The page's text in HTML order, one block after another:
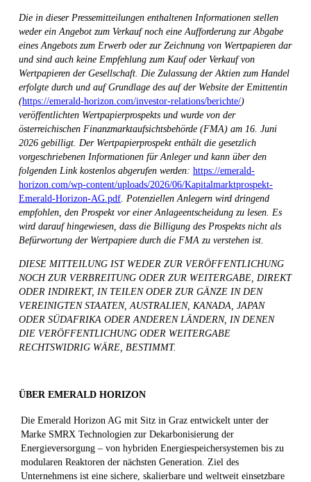
Die in dieser Pressemitteilungen enthaltenen Informationen stellen
weder ein Angebot zum Verkauf noch eine Aufforderung zur Abgabe
eines Angebots zum Erwerb oder zur Zeichnung von Wertpapieren dar
und sind auch keine Empfehlung zum Kauf oder Verkauf von
Wertpapieren der Gesellschaft. Die Zulassung der Aktien zum Handel
erfolgte durch und auf Grundlage des auf der Website der Emittentin
(https://emerald-horizon.com/investor-relations/berichte/)
veröffentlichten Wertpapierprospekts und wurde von der
österreichischen Finanzmarktaufsichtsbehörde (FMA) am 16. Juni
2026 gebilligt. Der Wertpapierprospekt enthält die gesetzlich
vorgeschriebenen Informationen für Anleger und kann über den
folgenden Link kostenlos abgerufen werden: https://emerald-
horizon.com/wp-content/uploads/2026/06/Kapitalmarktprospekt-
Emerald-Horizon-AG.pdf . Potenziellen Anlegern wird dringend
empfohlen, den Prospekt vor einer Anlageentscheidung zu lesen. Es
wird darauf hingewiesen, dass die Billigung des Prospekts nicht als
Befürwortung der Wertpapiere durch die FMA zu verstehen ist.
DIESE MITTEILUNG IST WEDER ZUR VERÖFFENTLICHUNG
NOCH ZUR VERBREITUNG ODER ZUR WEITERGABE, DIREKT
ODER INDIREKT, IN TEILEN ODER ZUR GÄNZE IN DEN
VEREINIGTEN STAATEN, AUSTRALIEN, KANADA, JAPAN
ODER SÜDAFRIKA ODER ANDEREN LÄNDERN, IN DENEN
DIE VERÖFFENTLICHUNG ODER WEITERGABE
RECHTSWIDRIG WÄRE, BESTIMMT.
ÜBER EMERALD HORIZON
Die Emerald Horizon AG mit Sitz in Graz entwickelt unter der
Marke SMRX Technologien zur Dekarbonisierung der
Energieversorgung – von hybriden Energiespeichersystemen bis zu
modularen Reaktoren der nächsten Generation. Ziel des
Unternehmens ist eine sichere, skalierbare und weltweit einsetzbare